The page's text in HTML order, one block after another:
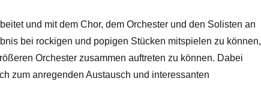
und mit dem Chor, dem Orchester und den Solisten an
bei rockigen und popigen Stücken mitspielen zu können,
Orchester zusammen auftreten zu können. Dabei
zum anregenden Austausch und interessanten